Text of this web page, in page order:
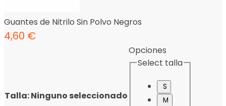
Guantes de Nitrilo Sin Polvo Negros
4,60 €
Talla:Ninguno seleccionado
Opciones
Select talla
S
M